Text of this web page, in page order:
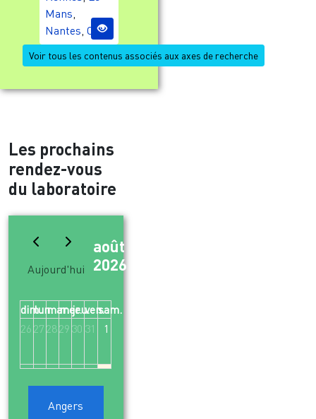
Mans
Nantes Caen
Voir tous les contenus associés aux axes de recherche
Les prochains
rendez-vous
du laboratoire
Aujourd'hui
août
2026
dim.lun.mar.mer.jeu.ven.sam.
26 27 2829 30 31 1
Angers